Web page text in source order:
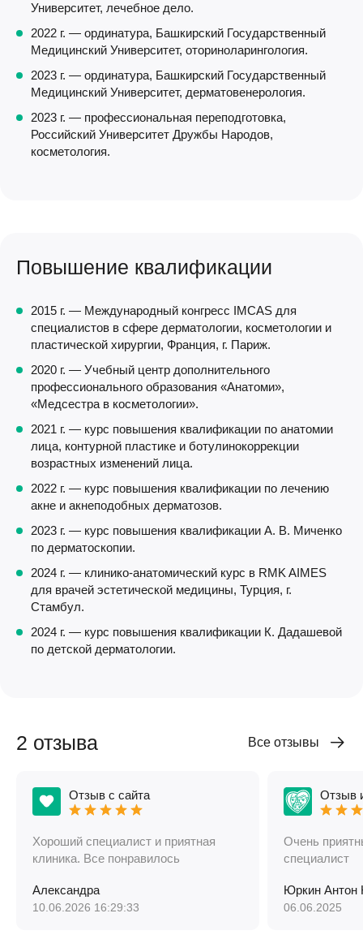
Университет, лечебное дело.
2022 г. — ординатура, Башкирский Государственный
Медицинский Университет, оториноларингология.
2023 г. — ординатура, Башкирский Государственный
Медицинский Университет, дерматовенерология.
2023 г. — профессиональная переподготовка,
Российский Университет Дружбы Народов,
косметология.
Повышение квалификации
2015 г. — Международный конгресс IMCAS для
специалистов в сфере дерматологии, косметологии и
пластической хирургии, Франция, г. Париж.
2020 г. — Учебный центр дополнительного
профессионального образования «Анатоми»,
«Медсестра в косметологии».
2021 г. — курс повышения квалификации по анатомии
лица, контурной пластике и ботулинокоррекции
возрастных изменений лица.
2022 г. — курс повышения квалификации по лечению
акне и акнеподобных дерматозов.
2023 г. — курс повышения квалификации А. В. Миченко
по дерматоскопии.
2024 г. — клинико-анатомический курс в RMK AIMES
для врачей эстетической медицины, Турция, г.
Стамбул.
2024 г. — курс повышения квалификации К. Дадашевой
по детской дерматологии.
2 отзыва Все отзывы
Отзыв с сайта
Хороший специалист и приятная
клиника. Все понравилось
Александра
10.06.2026 16:29:33
Отзыв
Очень
специалист
Юркин Антон
06.06.2025